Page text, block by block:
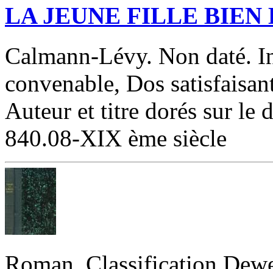
‎LA JEUNE FILLE BIEN
‎Calmann-Lévy. Non daté.
convenable, Dos
Auteur et titre dorés sur le
840.08-XIX ème siècle‎